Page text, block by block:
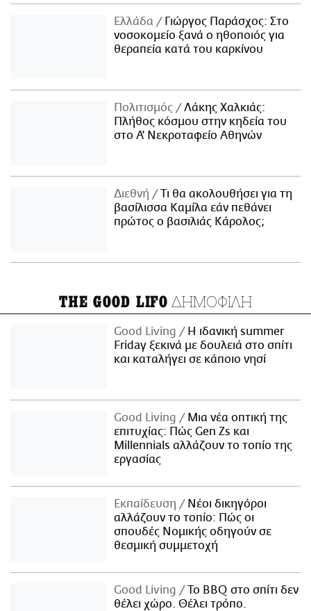
Ελλάδα
Γιώργος Παράσχος: Στο
νοσοκομείο ξανά ο ηθοποιός για
θεραπεία κατά του καρκίνου
Πολιτισμός
Λάκης Χαλκιάς:
Πλήθος κόσμου στην κηδεία του
στο Α' Νεκροταφείο Αθηνών
Διεθνή
Τι θα ακολουθήσει για τη
βασίλισσα Καμίλα εάν πεθάνει
πρώτος ο βασιλιάς Κάρολος;
THE GOOD LIFO ΔΗΜΟΦΙΛΗ
Good Living
Η ιδανική summer
Friday ξεκινά με δουλειά στο σπίτι
και καταλήγει σε κάποιο νησί
Good Living
Μια νέα οπτική της
επιτυχίας: Πώς Gen Zs και
Millennials αλλάζουν το τοπίο της
εργασίας
Εκπαίδευση
Νέοι δικηγόροι
αλλάζουν το τοπίο: Πώς οι
σπουδές Νομικής οδηγούν σε
θεσμική συμμετοχή
Good Living
Το BBQ στο σπίτι δεν
θέλει χώρο. Θέλει τρόπο.